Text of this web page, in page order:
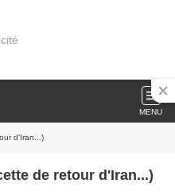
MENU
d'Iran...)
de retour d'Iran...)